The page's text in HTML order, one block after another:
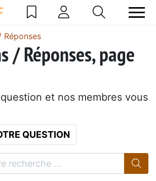
Réponses
/ Réponses, page
et nos membres vous
QUESTION